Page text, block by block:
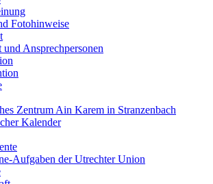
Fotohinweise
Ansprechpersonen
Zentrum Ain Karem in Stranzenbach
Kalender
Aufgaben der Utrechter Union